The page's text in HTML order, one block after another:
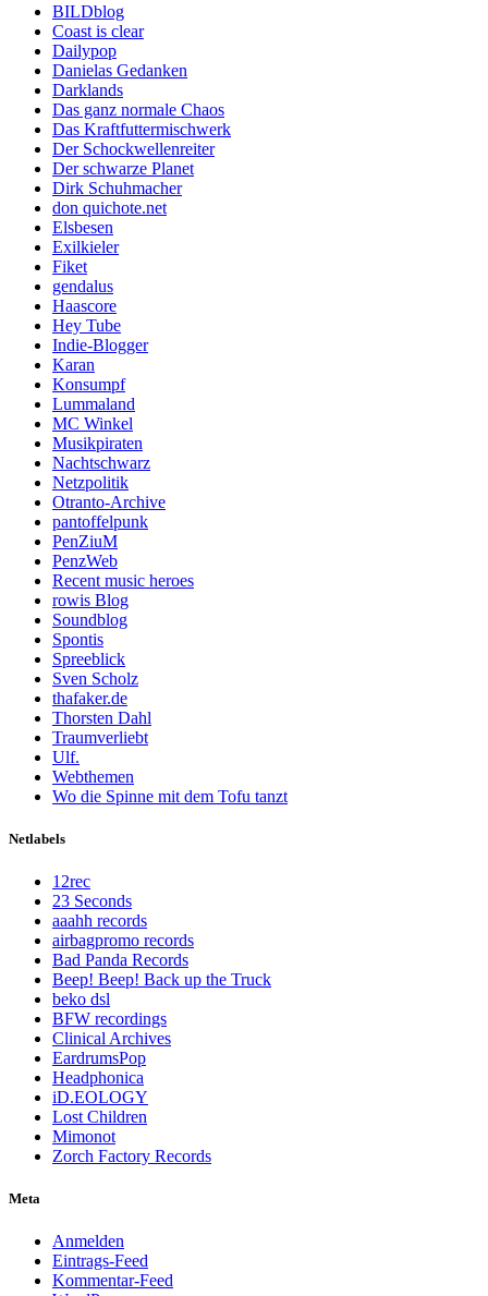
BILDblog
Coast is clear
Dailypop
Danielas Gedanken
Darklands
Das ganz normale Chaos
Das Kraftfuttermischwerk
Der Schockwellenreiter
Der schwarze Planet
Dirk Schuhmacher
don quichote.net
Elsbesen
Exilkieler
Fiket
gendalus
Haascore
Hey Tube
Indie-Blogger
Karan
Konsumpf
Lummaland
MC Winkel
Musikpiraten
Nachtschwarz
Netzpolitik
Otranto-Archive
pantoffelpunk
PenZiuM
PenzWeb
Recent music heroes
rowis Blog
Soundblog
Spontis
Spreeblick
Sven Scholz
thafaker.de
Thorsten Dahl
Traumverliebt
Ulf.
Webthemen
Wo die Spinne mit dem Tofu tanzt
Netlabels
12rec
23 Seconds
aaahh records
airbagpromo records
Bad Panda Records
Beep! Beep! Back up the Truck
beko dsl
BFW recordings
Clinical Archives
EardrumsPop
Headphonica
iD.EOLOGY
Lost Children
Mimonot
Zorch Factory Records
Meta
Anmelden
Eintrags-Feed
Kommentar-Feed